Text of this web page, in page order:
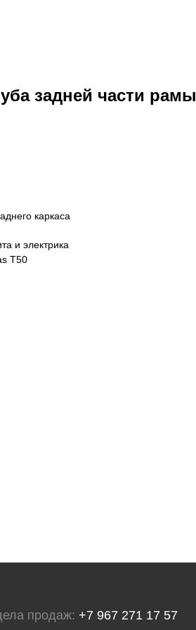
задней части рамы
каркаса
и электрика
T50
продаж: +7 967 271 17 57